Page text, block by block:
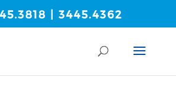
| 3445.4362